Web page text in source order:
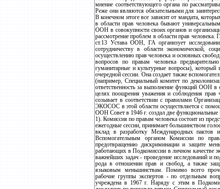
мнение соответствующего органа по
Реже они являются обязательными для
В конечном итоге все зависит от мандата,
в области прав человека бывают
ООН в совокупности своих органов и
рассмотрение проблем в области прав
ст.13 Устава ООН, ГА организует
сотрудничеству в области экономической,
осуществлению прав человека и основных
вопросов по правам человека
гуманитарные и культурные вопросы),
очередной сессии. Она создает также
(например, Специальный комитет по
ответственность за выполнение функций ООН
целях поощрения уважения и соблюдения прав
созывает в соответствии с правилами
ЭКОСОС в этой области осуществляется с
ООН Совет в 1946 г. создал две функциональные
1). Комиссия по правам человека состоит из
ежегодные сессии, принимает большинством
вклад в разработку Международных пактов
Вспомогательным органом Комиссии по
предотвращению дискриминации и защите
работающих в Подкомиссии в личном качестве
важнейших задач - проведение исследований и
рода в отношении прав и свобод, а также
языковым меньшинствам. Помимо всего
рабочие группы экспертов - по отдельным
учреждена в 1967 г. Наряду с этим в